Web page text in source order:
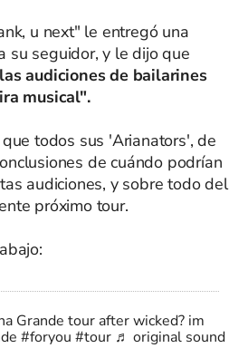
u next" le entregó una
su seguidor, y le dijo que
audiciones de bailarines
musical".
todos sus 'Arianators', de
de cuándo podrían
audiciones, y sobre todo del
próximo tour.
Grande tour after wicked? im
#foryou #tour ♬ original sound